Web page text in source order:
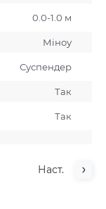
0.0-1.0 м
Мiноу
Суспендер
Так
Так
Наст.